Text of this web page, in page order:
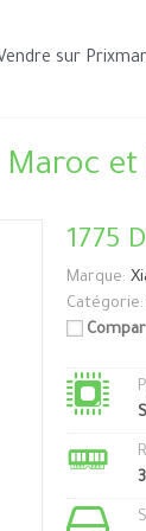
sur
1775
Marque:
Catégorie: